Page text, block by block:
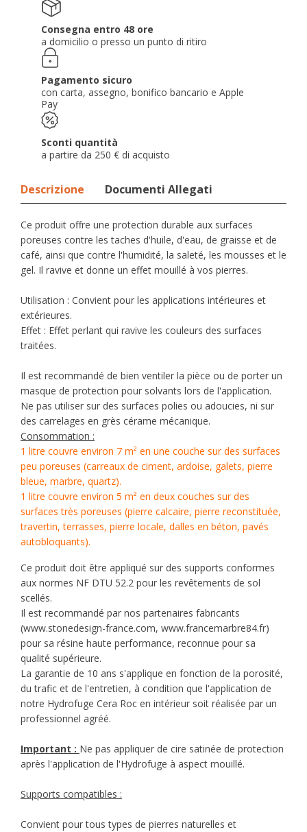
Consegna entro 48 ore
a domicilio o presso un punto di ritiro
Pagamento sicuro
con carta, assegno, bonifico bancario e Apple
Pay
Sconti quantità
a partire da 250 € di acquisto
Descrizione Documenti Allegati
Ce produit offre une protection durable aux surfaces
poreuses contre les taches d'huile, d'eau, de graisse et de
café, ainsi que contre l'humidité, la saleté, les mousses et le
gel. Il ravive et donne un effet mouillé à vos pierres.
Utilisation : Convient pour les applications intérieures et
extérieures.
Effet : Effet perlant qui ravive les couleurs des surfaces
traitées.
Il est recommandé de bien ventiler la pièce ou de porter un
masque de protection pour solvants lors de l'application.
Ne pas utiliser sur des surfaces polies ou adoucies, ni sur
des carrelages en grès cérame mécanique.
Consommation :
1 litre couvre environ 7 m² en une couche sur des surfaces
peu poreuses (carreaux de ciment, ardoise, galets, pierre
bleue, marbre, quartz).
1 litre couvre environ 5 m² en deux couches sur des
surfaces très poreuses (pierre calcaire, pierre reconstituée,
travertin, terrasses, pierre locale, dalles en béton, pavés
autobloquants).
Ce produit doit être appliqué sur des supports conformes
aux normes NF DTU 52.2 pour les revêtements de sol
scellés.
Il est recommandé par nos partenaires fabricants
(www.stonedesign-france.com, www.francemarbre84.fr)
pour sa résine haute performance, reconnue pour sa
qualité supérieure.
La garantie de 10 ans s'applique en fonction de la porosité,
du trafic et de l'entretien, à condition que l'application de
notre Hydrofuge Cera Roc en intérieur soit réalisée par un
professionnel agréé.
Important : Ne pas appliquer de cire satinée de protection
après l'application de l'Hydrofuge à aspect mouillé.
Supports compatibles :
Convient pour tous types de pierres naturelles et